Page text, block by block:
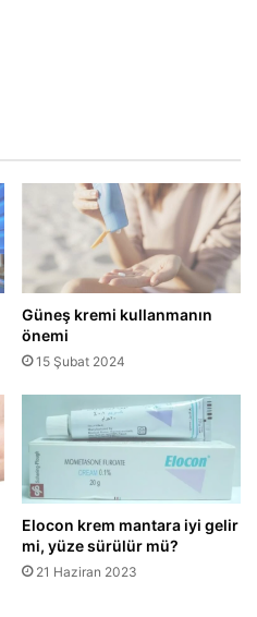
Güneş kremi kullanmanın
önemi
15 Şubat 2024
Elocon krem mantara iyi gelir
mi, yüze sürülür mü?
21 Haziran 2023